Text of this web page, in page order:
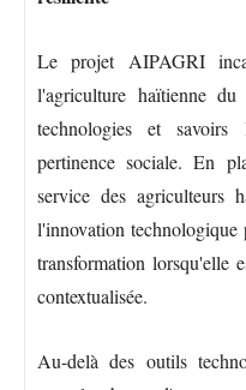
Le projet AIPAGRI
l'agriculture haïtienne
technologies et
pertinence sociale. En
service des agriculteurs
l'innovation technologique
transformation lorsqu'elle
contextualisée.
Au-delà des outils